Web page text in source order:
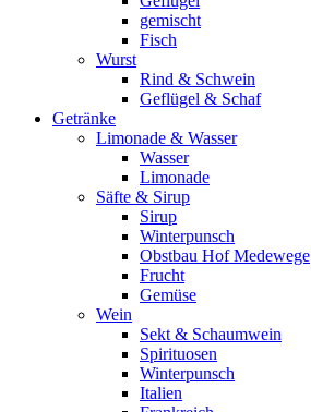
gemischt
Fisch
Wurst
Rind & Schwein
Geflügel & Schaf
Getränke
Limonade & Wasser
Wasser
Limonade
Säfte & Sirup
Sirup
Winterpunsch
Obstbau Hof Medewege
Frucht
Gemüse
Wein
Sekt & Schaumwein
Spirituosen
Winterpunsch
Italien